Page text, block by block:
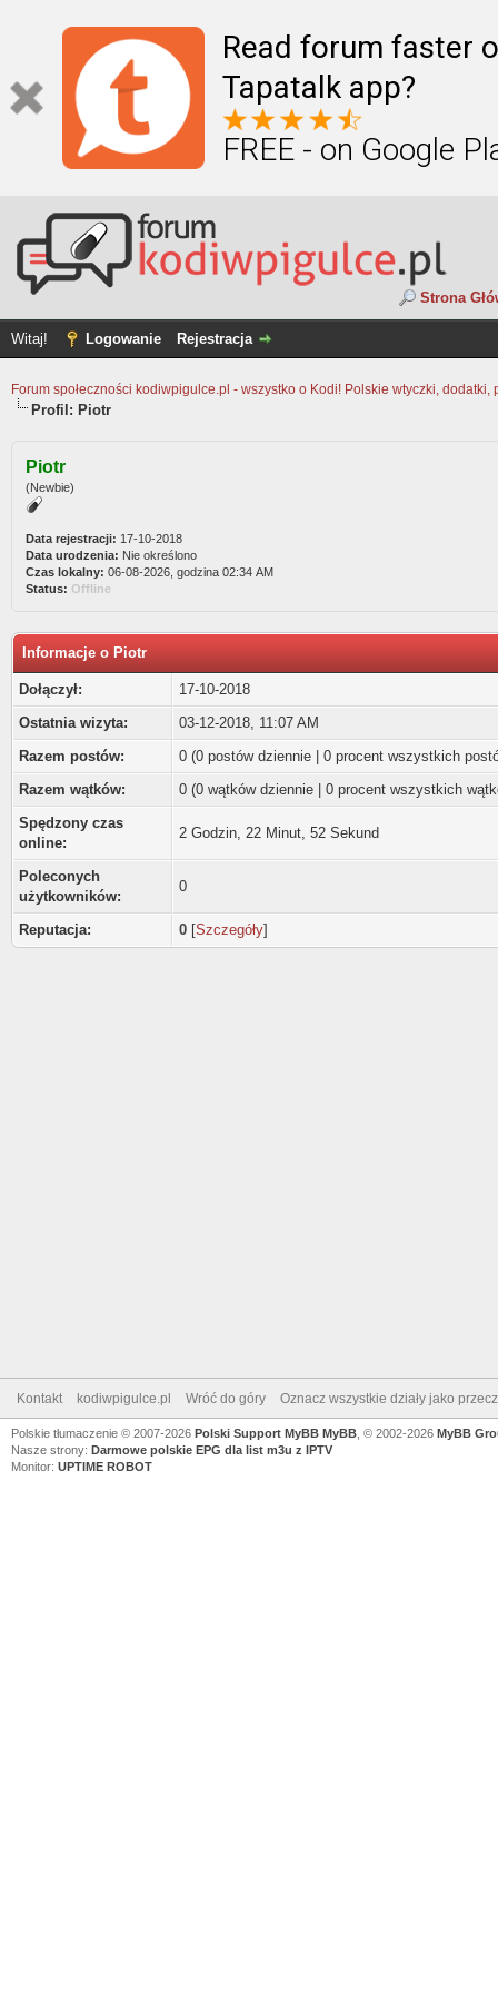
Read forum faster
Tapatalk app?
FREE - on Google
Strona
Witaj! Logowanie Rejestracja
Forum społeczności kodiwpigulce.pl - wszystko o Kodi! Polskie wtyczki, dodatki,
Profil: Piotr
Piotr
(Newbie)
Data rejestracji: 17-10-2018
Data urodzenia: Nie określono
Czas lokalny: 06-08-2026, godzina 02:34 AM
Status: Offline
Informacje o Piotr
Dołączył:
17-10-2018
Ostatnia wizyta:
03-12-2018, 11:07 AM
Razem postów:
0 (0 postów dziennie | 0 procent wszystkich
Razem wątków:
0 (0 wątków dziennie | 0 procent wszystkich
Spędzony czas
online:
2 Godzin, 22 Minut, 52 Sekund
Poleconych
użytkowników:
0
Reputacja: 0 [Szczegóły]
Kontakt kodiwpigulce.pl Wróć do góry Oznacz wszystkie działy jako
Polskie tłumaczenie © 2007-2026 Polski Support MyBB MyBB , © 2002-2026 MyBB
Nasze strony: Darmowe polskie EPG dla list m3u z IPTV
Monitor: UPTIME ROBOT